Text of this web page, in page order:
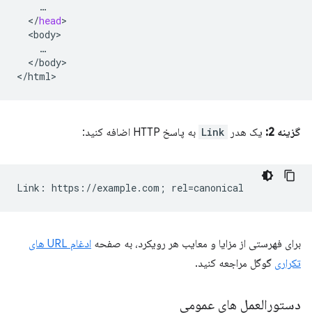
</head
<body
</body>
</html
گزینه 2: یک هدر Link به پاسخ HTTP اضافه کنید:
برای فهرستی از مزایا و معایب هر رویکرد، به صفحه
ادغام URL های
تکراری گوگل مراجعه کنید.
دستورالعمل های عمومی